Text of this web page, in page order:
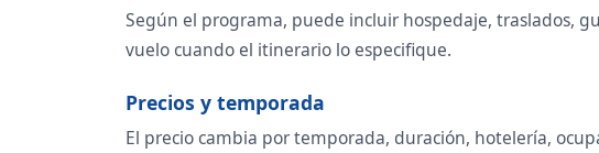
Según el programa, puede incluir hospedaje, traslados,
vuelo cuando el itinerario lo especifique.
Precios y temporada
El precio cambia por temporada, duración, hotelería,